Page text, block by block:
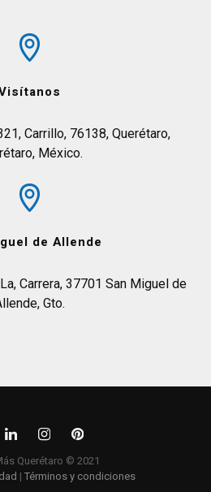
Carrillo, 76138, Querétaro,
México.
de Allende
Carrera, 37701 San Miguel de
Gto.
Querétaro © 2021
| Términos y condiciones